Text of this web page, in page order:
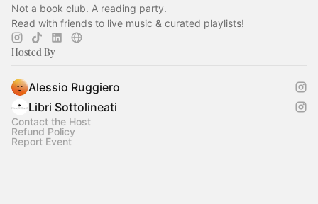
Not a book club. A reading party.
Read with friends to live music & curated playlists!
Hosted By
Alessio Ruggiero
Libri Sottolineati
Contact the Host
Refund Policy
Report Event